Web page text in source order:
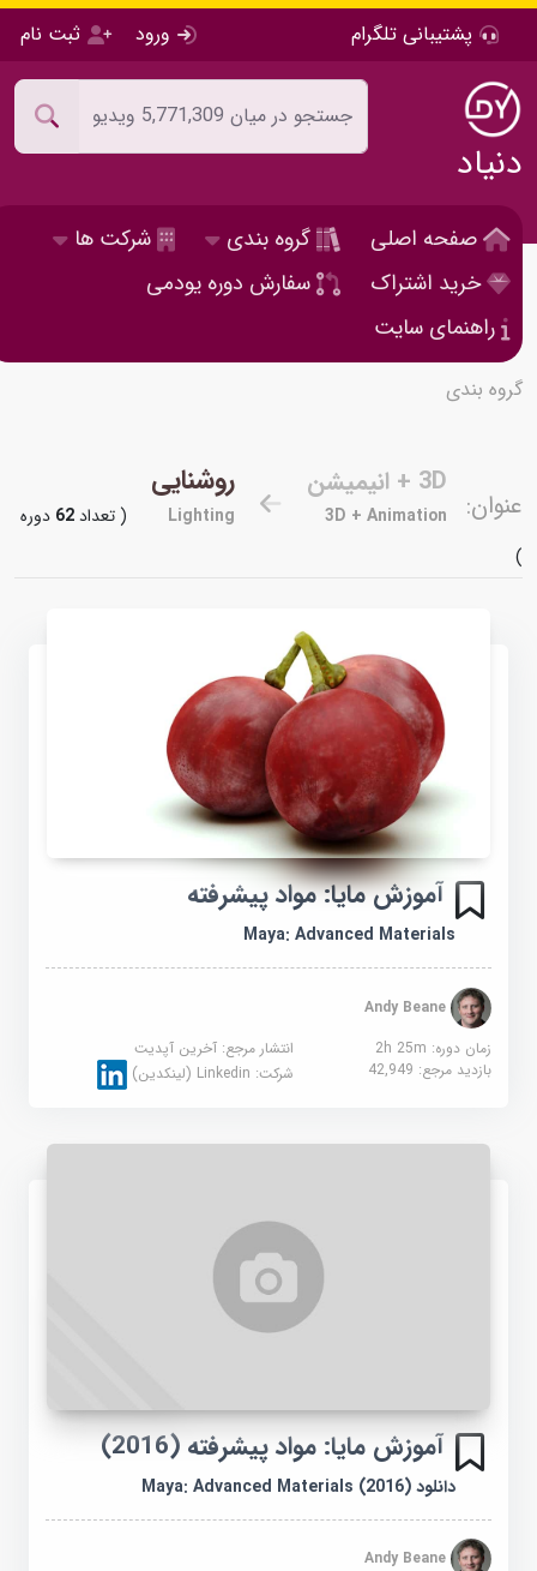
پشتیبانی تلگرام ورود ثبت نام
دنیاد
صفحه اصلی گروه بندی
شرکت ها
خرید اشتراک
سفارش دوره یودمی
راهنمای سایت
گروه بندی
عنوان:
3D + انیمیشن
3D + Animation
روشنایی
Lighting ( تعداد62دوره
آموزش مایا: مواد پیشرفته
Maya: Advanced Materials
Andy Beane
زمان دوره: 2h 25m
انتشار مرجع:آخرین آپدیت
بازدید مرجع:42,949 شرکت:Linkedin (لینکدین)
آموزش مایا: مواد پیشرفته (2016)
دانلود Maya: Advanced Materials (2016)
Andy Beane